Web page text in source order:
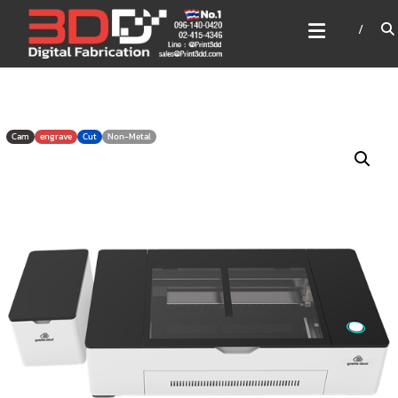
content
3DD DIGITAL FABRICATION
เครื่องพิมพ์3มิติ สแกนเนอร์
เลเซอร์
Cam engrave Cut Non-Metal